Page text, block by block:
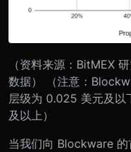
（资料来源：BitMEX 研
数据）
（注意：
层级为 0.025 美元及以
及以上）
当我们向 Blockware